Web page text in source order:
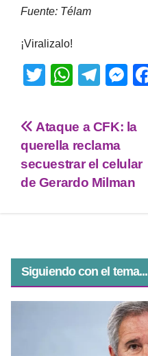
Fuente: Télam
¡Viralizalo!
T
tt
er
W
at
s
A
p
T
e
gr
a
m
M
ss
n
g
Ataque a CFK: la
querella reclama
secuestrar el celular
de Gerardo Milman
Siguiendo con el tema...